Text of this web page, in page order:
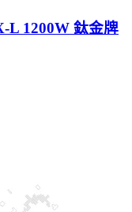
L 1200W 鈦金牌